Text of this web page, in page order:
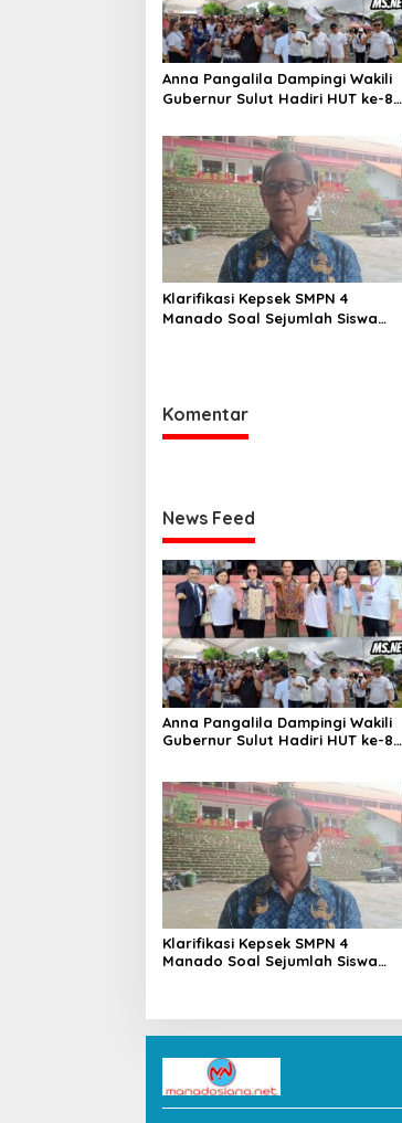
Anna Pangalila Dampingi Wakili
Gubernur Sulut Hadiri HUT ke-85
Langowan
Klarifikasi Kepsek SMPN 4
Manado Soal Sejumlah Siswa
Komentar
News Feed
Anna Pangalila Dampingi Wakili
Gubernur Sulut Hadiri HUT ke-85
Klarifikasi Kepsek SMPN 4
Manado Soal Sejumlah Siswa